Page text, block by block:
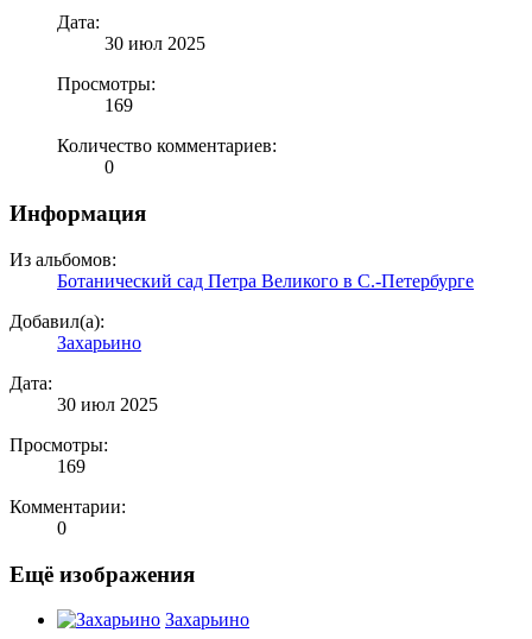
Дата:
30 июл 2025
Просмотры:
169
Количество комментариев:
0
Информация
Из альбомов:
Ботанический сад Петра Великого в С.-Петербурге
Добавил(а):
Захарьино
Дата:
30 июл 2025
Просмотры:
169
Комментарии:
0
Ещё изображения
Захарьино